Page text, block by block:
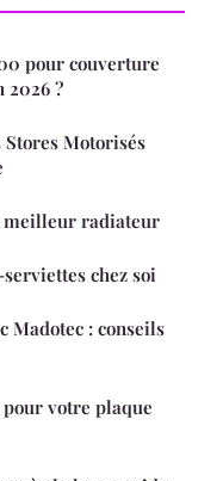
pour couverture
2026 ?
Motorisés
meilleur radiateur
chez soi
Madotec : conseils
votre plaque